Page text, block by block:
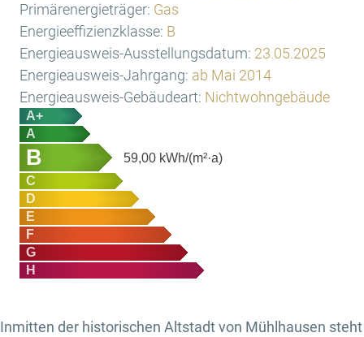
Primärenergieträger: Gas
Energieeffizienzklasse: B
Energieausweis-Ausstellungsdatum: 23.05.2025
Energieausweis-Jahrgang: ab Mai 2014
Energieausweis-Gebäudeart: Nichtwohngebäude
A+
A
B 59,00 kWh/(m²·a)
C
D
E
F
G
H
Inmitten der historischen Altstadt von Mühlhausen steht